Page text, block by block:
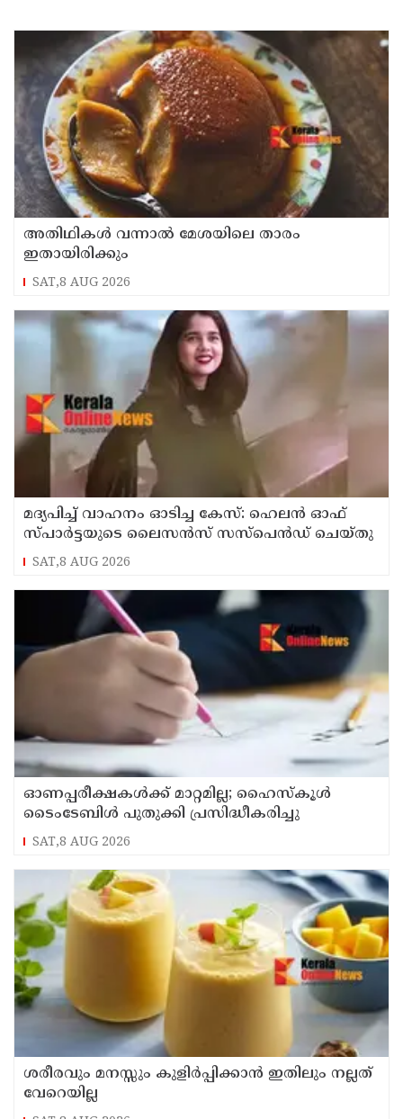
അതിഥികൾ വന്നാൽ മേശയിലെ താരം
ഇതായിരിക്കും
SAT,8 AUG 2026
മദ്യപിച്ച് വാഹനം ഓടിച്ച കേസ്: ഹെലൻ ഓഫ്
സ്പാർട്ടയുടെ ലൈസൻസ് സസ്പെൻഡ് ചെയ്തു
SAT,8 AUG 2026
ഓണപ്പരീക്ഷകള്‍ക്ക് മാറ്റമില്ല; ഹൈസ്കൂള്‍
ടൈംടേബിള്‍ പുതുക്കി പ്രസിദ്ധീകരിച്ചു
SAT,8 AUG 2026
ശരീരവും മനസ്സും കുളിർപ്പിക്കാൻ ഇതിലും നല്ലത്
വേറെയില്ല